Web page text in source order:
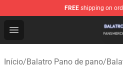
FREE shipping on
Open menu
Balatro Shop - Official
Início/Balatro Pano de pano/